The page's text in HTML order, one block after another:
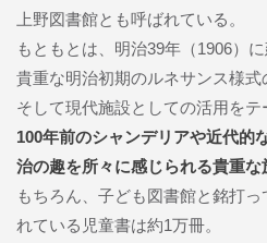
上野図書館とも呼ばれている。
もともとは、明治39年（1906）
貴重な明治初期のルネサンス様式
そして現代施設としての活用をテ
100年前のシャンデリアや近代的
治の趣を所々に感じられる貴重な
もちろん、子ども図書館と銘打
れている児童書は約1万冊。